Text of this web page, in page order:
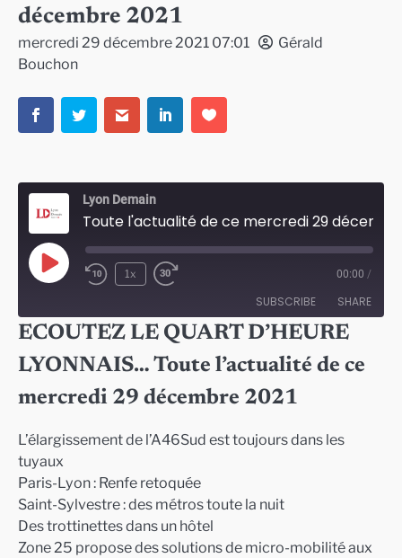
décembre 2021
mercredi 29 décembre 2021 07:01
Gérald
Bouchon
Lyon Demain
Play
1x 00:00 /
SUBSCRIBE SHARE
RSS FEED
SHARE
LINK
ECOUTEZ LE QUART D’HEURE
LYONNAIS… Toute l’actualité de ce
mercredi 29 décembre 2021
L’élargissement de l’A46Sud est toujours dans les
tuyaux
Paris-Lyon : Renfe retoquée
Saint-Sylvestre : des métros toute la nuit
Des trottinettes dans un hôtel
Zone 25 propose des solutions de micro-mobilité aux